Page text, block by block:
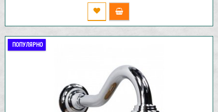
ПОПУЛЯРНО